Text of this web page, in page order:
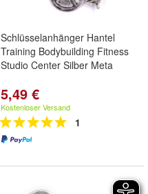
Schlüsselanhänger Hantel
Training Bodybuilding Fitness
Studio Center Silber Meta
5,49 €
Kostenloser Versand
1